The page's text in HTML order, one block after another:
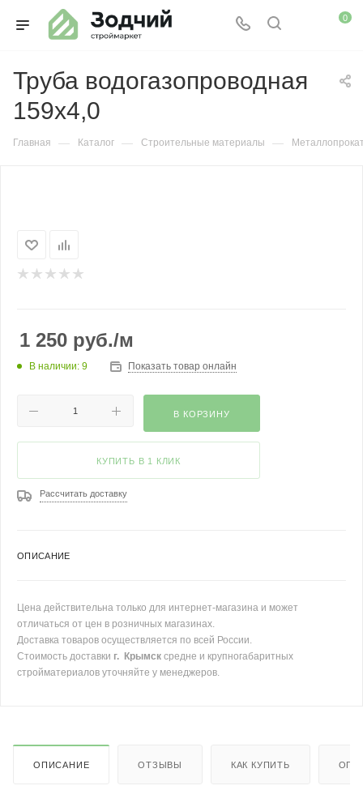
0
Труба водогазопроводная
159х4,0
Главная — Каталог — Строительные материалы —
1 250 руб./м
В наличии: 9 Показать товар онлайн
В КОРЗИНУ
КУПИТЬ В 1 КЛИК
Рассчитать доставку
ОПИСАНИЕ
Цена действительна только для интернет-магазина и может
отличаться от цен в розничных магазинах.
Доставка товаров осуществляется по всей России.
Стоимость доставки г. Крымск средне и крупногабаритных
стройматериалов уточняйте у менеджеров.
ОПИСАНИЕ ОТЗЫВЫ КАК КУПИТЬ